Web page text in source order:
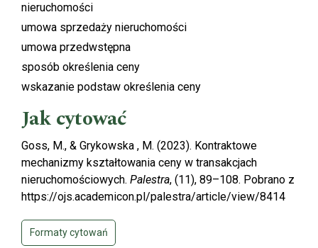
nieruchomości
umowa sprzedaży nieruchomości
umowa przedwstępna
sposób określenia ceny
wskazanie podstaw określenia ceny
Jak cytować
Goss, M., & Grykowska , M. (2023). Kontraktowe
mechanizmy kształtowania ceny w transakcjach
nieruchomościowych. Palestra, (11), 89–108. Pobrano z
https://ojs.academicon.pl/palestra/article/view/8414
Formaty cytowań